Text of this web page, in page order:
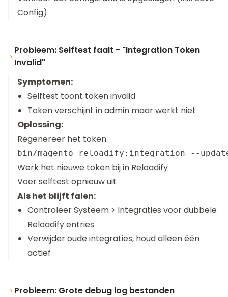
Config)
Probleem: Selftest faalt - "Integration Token
Invalid"
Symptomen:
Selftest toont token invalid
Token verschijnt in admin maar werkt niet
Oplossing:
Regenereer het token:
Werk het nieuwe token bij in Reloadify
Voer selftest opnieuw uit
Als het blijft falen:
Controleer Systeem > Integraties voor dubbele
Reloadify entries
Verwijder oude integraties, houd alleen één
actief
Probleem: Grote debug log bestanden